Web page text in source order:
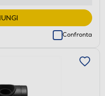
Confronta